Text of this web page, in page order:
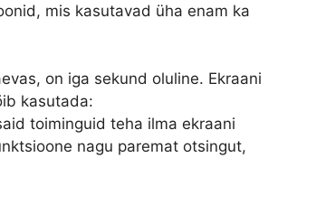
mis kasutavad üha enam ka
on iga sekund oluline. Ekraani
kasutada:
toiminguid teha ilma ekraani
nagu paremat otsingut,